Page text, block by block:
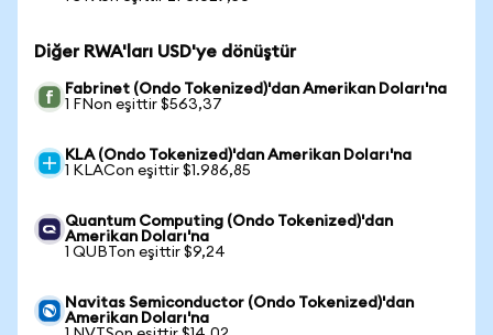
Diğer RWA'ları USD'ye dönüştür
Fabrinet (Ondo Tokenized)'dan Amerikan Doları'na
1 FNon eşittir $563,37
KLA (Ondo Tokenized)'dan Amerikan Doları'na
1 KLACon eşittir $1.986,85
Quantum Computing (Ondo Tokenized)'dan
Amerikan Doları'na
1 QUBTon eşittir $9,24
Navitas Semiconductor (Ondo Tokenized)'dan
Amerikan Doları'na